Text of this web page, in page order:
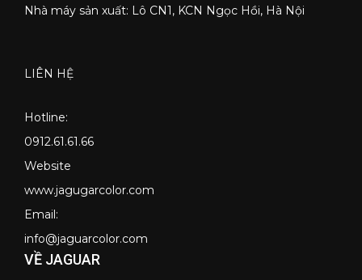
Nhà máy sản xuất: Lô CN1, KCN Ngọc Hồi, Hà Nội
LIÊN HỆ
Hotline:
0912.61.61.66
Website
www.jagugarcolor.com
Email:
info@jaguarcolor.com
VỀ JAGUAR